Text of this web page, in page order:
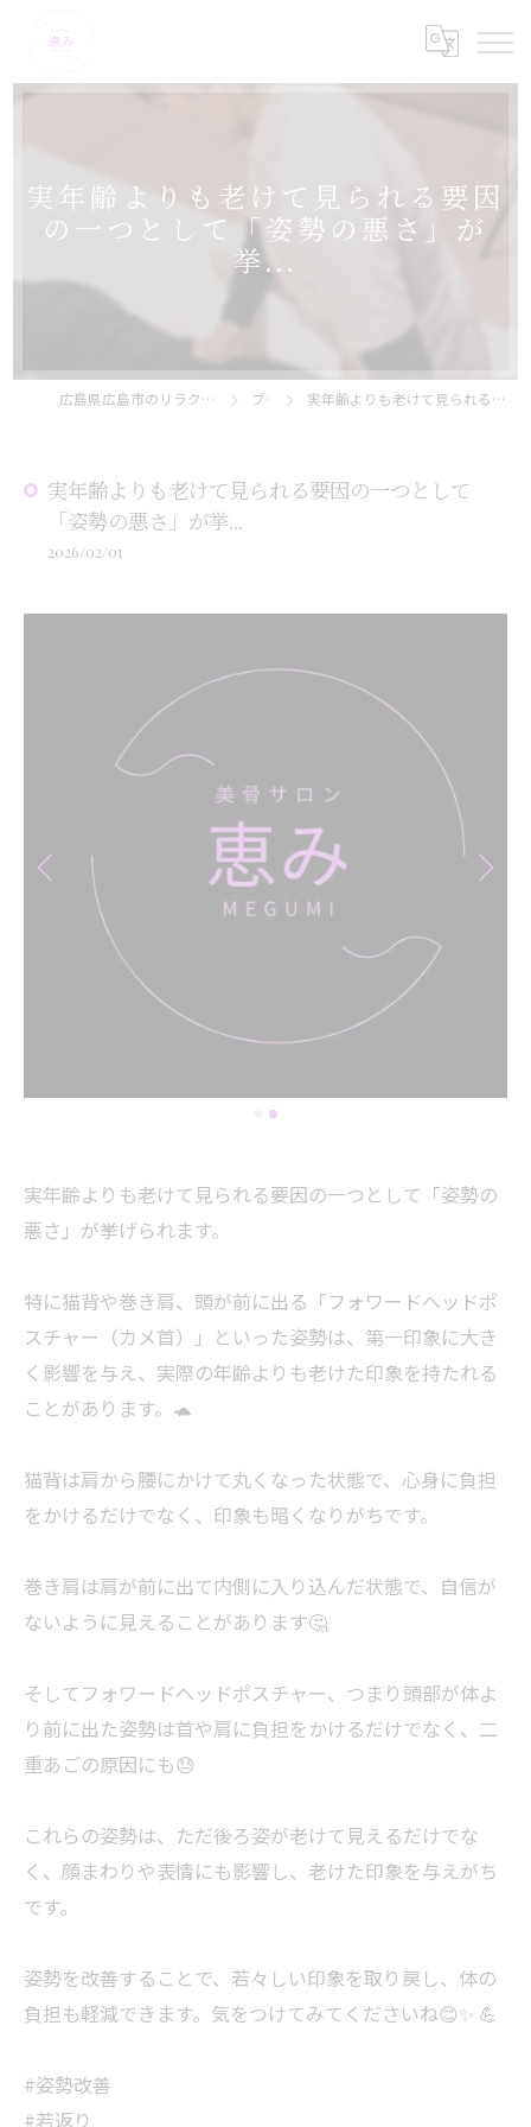
実年齢よりも老けて見られる要因
の一つとして「姿勢の悪さ」が
挙...
広島県広島市のリラクゼーションなら美骨サロン恵み ブログ 実年齢よりも老けて見られる要因の一つとして「姿勢の悪さ」が挙...
実年齢よりも老けて見られる要因の一つとして
「姿勢の悪さ」が挙...
2026/02/01
実年齢よりも老けて見られる要因の一つとして「姿勢の
悪さ」が挙げられます。
特に猫背や巻き肩、頭が前に出る「フォワードヘッドポ
スチャー（カメ首）」といった姿勢は、第一印象に大き
く影響を与え、実際の年齢よりも老けた印象を持たれる
ことがあります。🐢
猫背は肩から腰にかけて丸くなった状態で、心身に負担
をかけるだけでなく、印象も暗くなりがちです。
巻き肩は肩が前に出て内側に入り込んだ状態で、自信が
ないように見えることがあります🤔
そしてフォワードヘッドポスチャー、つまり頭部が体よ
り前に出た姿勢は首や肩に負担をかけるだけでなく、二
重あごの原因にも😓
これらの姿勢は、ただ後ろ姿が老けて見えるだけでな
く、顔まわりや表情にも影響し、老けた印象を与えがち
です。
姿勢を改善することで、若々しい印象を取り戻し、体の
負担も軽減できます。気をつけてみてくださいね😊✨ 💪
#姿勢改善
#若返り